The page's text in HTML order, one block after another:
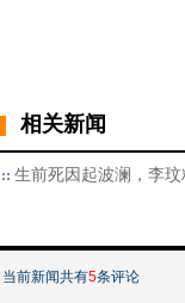
相关新闻
生前死因起波澜，李
当前新闻共有5条评论